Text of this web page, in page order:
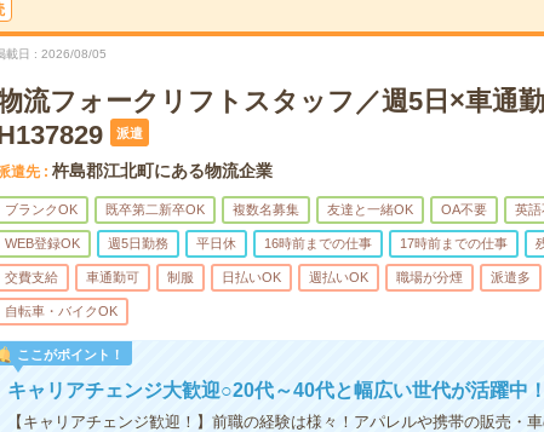
載日 2026/08/05
流フォークリフトスタッフ／週5日×車通勤
派遣
遣先 杵島郡江北町にある物流企業
ブランクOK 既卒第二新卒OK 複数名募集 友達と一緒OK OA不要 英語
WEB登録OK 週5日勤務 平日休 16時前までの仕事 17時前までの仕事
交費支給 車通勤可 制服 日払いOK 週払いOK 職場が分煙 派遣多
自転車・バイクOK
ここがポイント！
キャリアチェンジ大歓迎○20代～40代と幅広い世代が活躍中
【キャリアチェンジ歓迎！】前職の経験は様々！アパレルや携帯の販売・